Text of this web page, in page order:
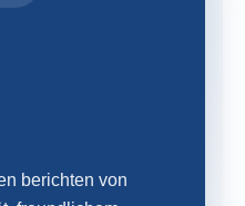
berichten von